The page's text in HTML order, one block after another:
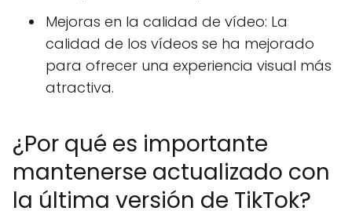
Mejoras en la calidad de vídeo: La
calidad de los vídeos se ha mejorado
para ofrecer una experiencia visual más
atractiva.
¿Por qué es importante
mantenerse actualizado con
la última versión de TikTok?